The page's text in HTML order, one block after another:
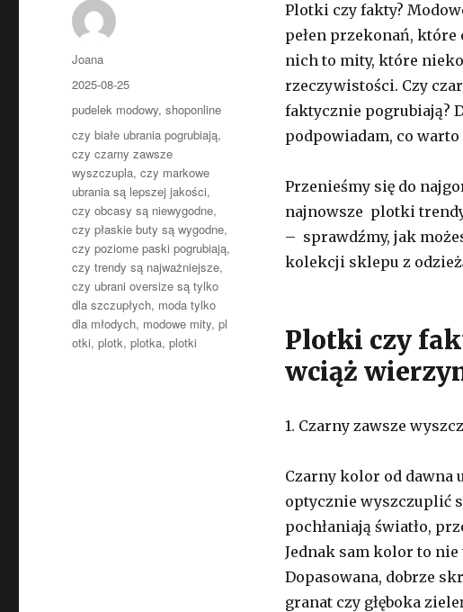
Plotki czy fakty?
pełen przekonań,
nich to mity, które
rzeczywistości. Czy
faktycznie pogrubiają?
podpowiadam, co
Przenieśmy się do
najnowsze plotki
– sprawdźmy, jak
kolekcji sklepu z
Plotki czy
wciąż
1. Czarny zawsze
Czarny kolor od dawna
optycznie wyszczuplić
pochłaniają światło,
Jednak sam kolor to
Dopasowana, dobrze
granat czy głęboka
Autor
Joana
Opublikowano
2025-08-25
Kategorie
pudelek modowy,shoponline
Tagi
czy białe ubrania pogrubiają,
czy czarny zawsze
wyszczupla,czy markowe
ubrania są lepszej jakości,
czy obcasy są niewygodne,
czy płaskie buty są wygodne,
czy poziome paski pogrubiają,
czy trendy są najważniejsze,
czy ubrani oversize są tylko
dla szczupłych, moda tylko
dla młodych, modowe mity,pl
otki,plotk,plotka,plotki